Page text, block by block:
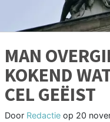
MAN
KOKEND
CEL GEËIST
Door Redactie op 20